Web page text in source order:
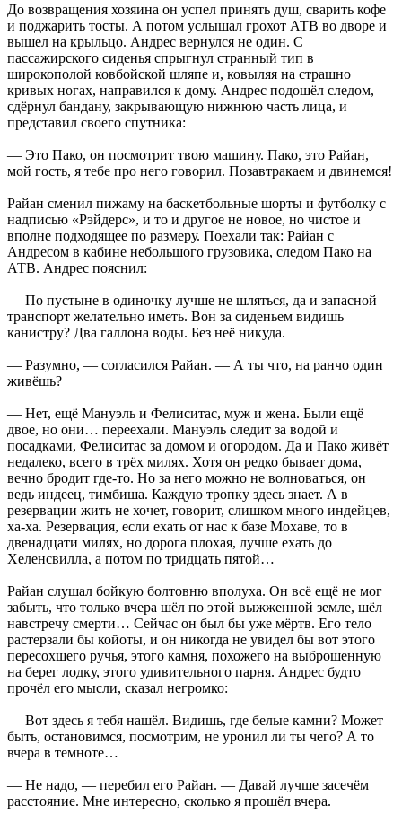
До возвращения хозяина он успел принять душ, сварить кофе
и поджарить тосты. А потом услышал грохот АТВ во дворе и
вышел на крыльцо. Андрес вернулся не один. С
пассажирского сиденья спрыгнул странный тип в
широкополой ковбойской шляпе и, ковыляя на страшно
кривых ногах, направился к дому. Андрес подошёл следом,
сдёрнул бандану, закрывающую нижнюю часть лица, и
представил своего спутника:
— Это Пако, он посмотрит твою машину. Пако, это Райан,
мой гость, я тебе про него говорил. Позавтракаем и двинемся!
Райан сменил пижаму на баскетбольные шорты и футболку с
надписью «Рэйдерс», и то и другое не новое, но чистое и
вполне подходящее по размеру. Поехали так: Райан с
Андресом в кабине небольшого грузовика, следом Пако на
АТВ. Андрес пояснил:
— По пустыне в одиночку лучше не шляться, да и запасной
транспорт желательно иметь. Вон за сиденьем видишь
канистру? Два галлона воды. Без неё никуда.
— Разумно, — согласился Райан. — А ты что, на ранчо один
живёшь?
— Нет, ещё Мануэль и Фелиситас, муж и жена. Были ещё
двое, но они… переехали. Мануэль следит за водой и
посадками, Фелиситас за домом и огородом. Да и Пако живёт
недалеко, всего в трёх милях. Хотя он редко бывает дома,
вечно бродит где-то. Но за него можно не волноваться, он
ведь индеец, тимбиша. Каждую тропку здесь знает. А в
резервации жить не хочет, говорит, слишком много индейцев,
ха-ха. Резервация, если ехать от нас к базе Мохаве, то в
двенадцати милях, но дорога плохая, лучше ехать до
Хеленсвилла, а потом по тридцать пятой…
Райан слушал бойкую болтовню вполуха. Он всё ещё не мог
забыть, что только вчера шёл по этой выжженной земле, шёл
навстречу смерти… Сейчас он был бы уже мёртв. Его тело
растерзали бы койоты, и он никогда не увидел бы вот этого
пересохшего ручья, этого камня, похожего на выброшенную
на берег лодку, этого удивительного парня. Андрес будто
прочёл его мысли, сказал негромко:
— Вот здесь я тебя нашёл. Видишь, где белые камни? Может
быть, остановимся, посмотрим, не уронил ли ты чего? А то
вчера в темноте…
— Не надо, — перебил его Райан. — Давай лучше засечём
расстояние. Мне интересно, сколько я прошёл вчера.